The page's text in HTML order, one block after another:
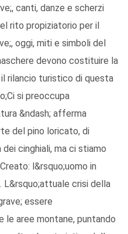
canti, danze e scherzi
rito propiziatorio per il
oggi, miti e simboli del
devono costituire la
rilancio turistico di questa
si preoccupa
&ndash; afferma
del pino loricato, di
cinghiali, ma ci stiamo
l&rsquo;uomo in
L&rsquo;attuale crisi della
essere
le aree montane, puntando